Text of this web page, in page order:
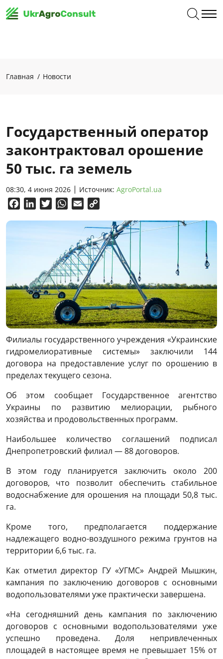
Главная Новости
Государственный оператор
законтрактовал орошение
50 тыс. га земель
08:30, 4 июня 2026 Источник: AgroPortal.ua
FacebookLinkedInTwitterWhatsApp
Email
Филиалы государственного учреждения «Украинские
гидромелиоративные системы» заключили 144
договора на предоставление услуг по орошению в
пределах текущего сезона.
Об этом сообщает Государственное агентство
Украины по развитию мелиорации, рыбного
хозяйства и продовольственных программ.
Наибольшее количество соглашений подписал
Днепропетровский филиал — 88 договоров.
В этом году планируется заключить около 200
договоров, что позволит обеспечить стабильное
водоснабжение для орошения на площади 50,8 тыс.
га.
Кроме того, предполагается поддержание
надлежащего водно-воздушного режима грунтов на
территории 6,6 тыс. га.
Как отметил директор ГУ «УГМС» Андрей Мышкин,
кампания по заключению договоров с основными
водопользователями уже практически завершена.
«На сегодняшний день кампания по заключению
договоров с основными водопользователями уже
успешно проведена. Доля непривлеченных
площадей в настоящее время не превышает 15% от